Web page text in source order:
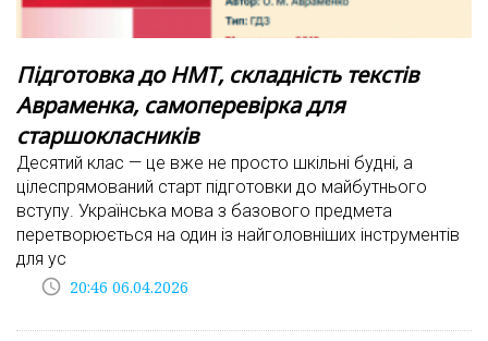
Підготовка до НМТ, складність текстів
Авраменка, самоперевірка для
старшокласників
Десятий клас — це вже не просто шкільні будні, а
цілеспрямований старт підготовки до майбутнього
вступу. Українська мова з базового предмета
перетворюється на один із найголовніших інструментів
для ус
access_time 20:46 06.04.2026